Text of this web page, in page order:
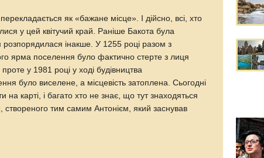
як «бажане місце». І дійсно, всі, хто
у цей квітучий край. Раніше Бакота була
розпорядилася інакше. У 1255 році разом з
ярма поселення було фактично стерте з лиця
у 1981 році у ході будівництва
було виселене, а місцевість затоплена. Сьогодні
на карті, і багато хто не знає, що тут знаходяться
створеного тим самим Антонієм, який заснував